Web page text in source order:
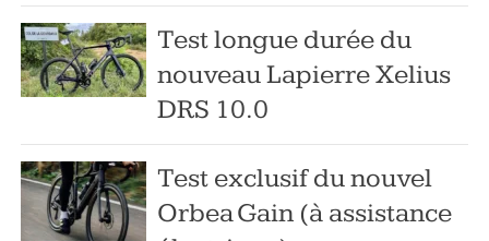
Test longue durée du
nouveau Lapierre Xelius
DRS 10.0
Test exclusif du nouvel
Orbea Gain (à assistance